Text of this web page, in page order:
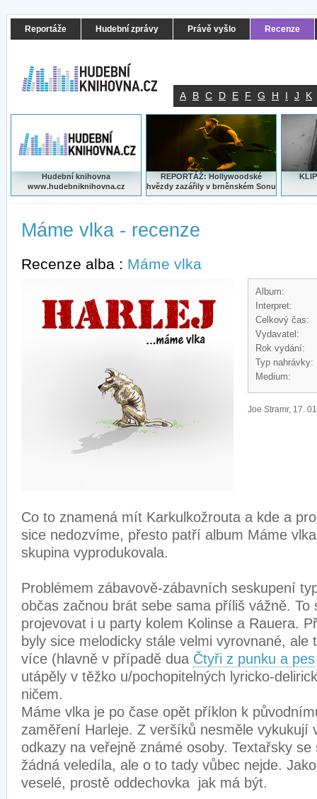
Reportáže Hudební zprávy Právě vyšlo Recenze
A B C D E F G H I J K
Hudební knihovna
www.hudebniknihovna.cz
REPORTÁŽ: Hollywoodské
hvězdy zazářily v brněnském Sonu
Máme vlka - recenze
Recenze alba : Máme vlka
Album:
Interpret:
Celkový čas:
Vydavatel:
Rok vydání:
Typ nahrávky:
Medium:
Joe Stramr, 17.
Co to znamená mít Karkulkožrouta a kde a
sice nedozvíme, přesto patří album Máme
skupina vyprodukovala.
Problémem zábavově-zábavních seskupení
občas začnou brát sebe sama příliš vážně. To
projevovat i u party kolem Kolinse a Rauera.
byly sice melodicky stále velmi vyrovnané, ale
více (hlavně v případě dua Čtyři z punku a pes
utápěly v těžko u/pochopitelných lyricko-
ničem.
Máme vlka je po čase opět příklon k
zaměření Harleje. Z veršíků nesměle vykukují
odkazy na veřejně známé osoby. Textařsky se
žádná veledíla, ale o to tady vůbec nejde.
veselé, prostě oddechovka jak má být.